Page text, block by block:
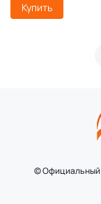
Купить
© Официальный